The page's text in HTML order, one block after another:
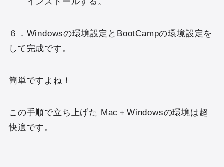
６．Windowsの環境設定とBootCampの環境設定を
して完成です。
簡単ですよね！
この手順で立ち上げた Mac＋Windowsの環境は超
快適です。